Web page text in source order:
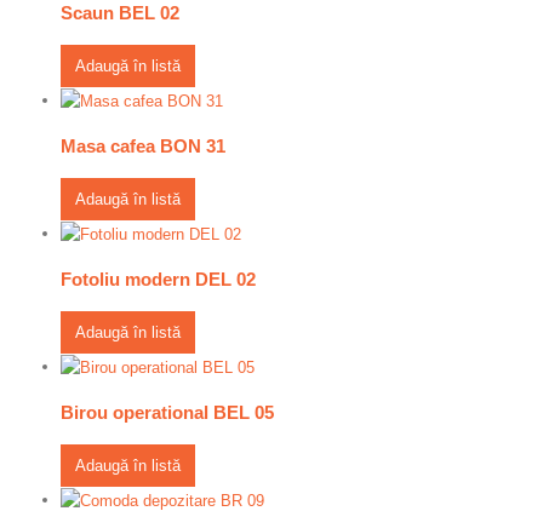
Scaun BEL 02
Adaugă în listă
Masa cafea BON 31
Adaugă în listă
Fotoliu modern DEL 02
Adaugă în listă
Birou operational BEL 05
Adaugă în listă